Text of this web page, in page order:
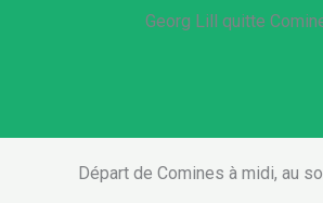
Georg Lill quitte
Départ de Comines à midi, au